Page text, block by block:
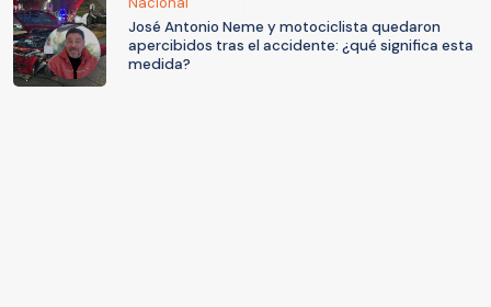
José Antonio Neme y motociclista quedaron
apercibidos tras el accidente: ¿qué significa esta
medida?